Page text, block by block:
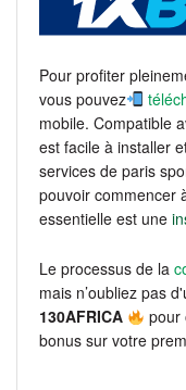
Pour profiter
vous pouvez
mobile. Compatible
est facile à installer
services de paris
pouvoir commencer
essentielle est une
Le processus de la
mais n’oubliez pas
130AFRICA
pour
bonus sur votre